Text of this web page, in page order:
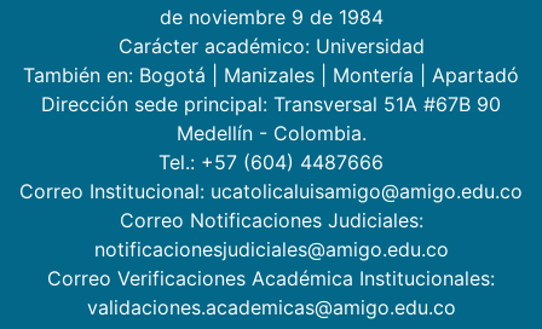
de noviembre 9 de 1984
Carácter académico: Universidad
También en: Bogotá Manizales Montería
Apartadó
Dirección sede principal: Transversal 51A #67B 90
Medellín - Colombia.
Tel.: +57 (604) 4487666
Correo Institucional: ucatolicaluisamigo@amigo.edu.co
Correo Notificaciones Judiciales:
notificacionesjudiciales@amigo.edu.co
Correo Verificaciones Académica Institucionales:
validaciones.academicas@amigo.edu.co